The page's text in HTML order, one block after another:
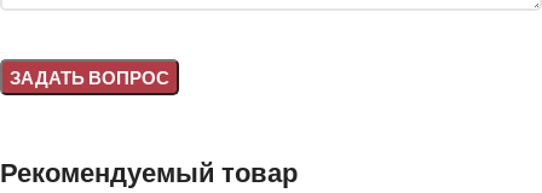
Рекомендуемый товар